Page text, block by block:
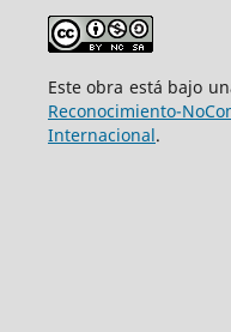
Este obra está bajo
Reconocimiento-
Internacional.